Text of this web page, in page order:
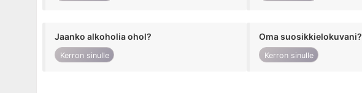
Jaanko alkoholia ohol?
Kerron sinulle
Oma suosikkielokuvani?
Kerron sinulle